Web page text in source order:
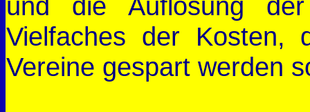
Vielfaches der
Vereine gespart werden